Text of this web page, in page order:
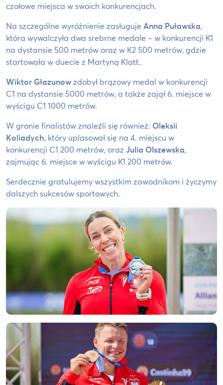
czołowe miejsca w swoich konkurencjach.
Na szczególne wyróżnienie zasługuje Anna Puławska,
która wywalczyła dwa srebrne medale – w konkurencji K1
na dystansie 500 metrów oraz w K2 500 metrów, gdzie
startowała w duecie z Martyną Klatt.
Wiktor Głazunowzdobył brązowy medal w konkurencji
C1 na dystansie 5000 metrów, a także zajął 6. miejsce w
wyścigu C1 1000 metrów.
W gronie finalistów znaleźli się również: Oleksii
Koliadych, który uplasował się na 4. miejscu w
konkurencji C1 200 metrów, oraz Julia Olszewska,
zajmując 6. miejsce w wyścigu K1 200 metrów.
Serdecznie gratulujemy wszystkim zawodnikom i życzymy
dalszych sukcesów sportowych.